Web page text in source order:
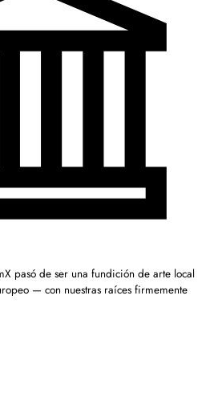
pasó de ser una fundición de arte local
— con nuestras raíces firmemente